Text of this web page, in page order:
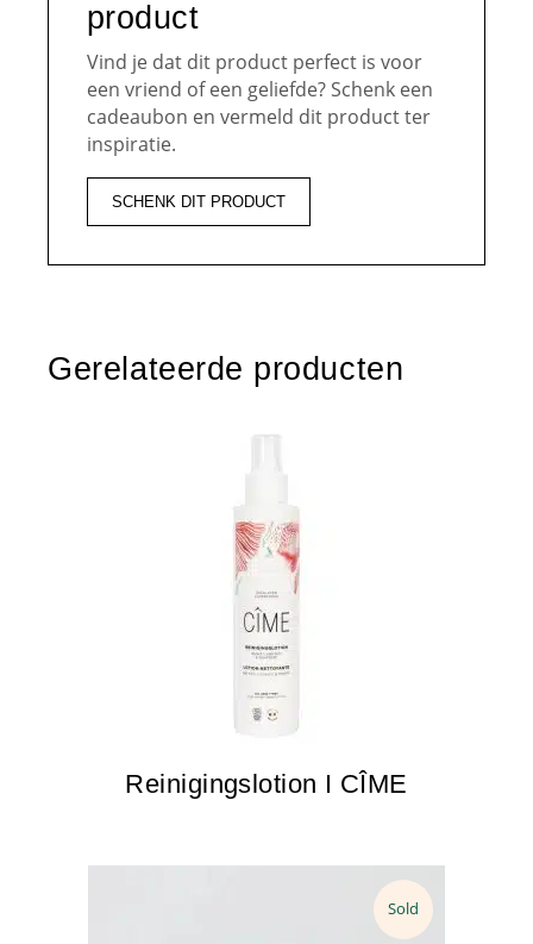
product
Vind je dat dit product perfect is voor
een vriend of een geliefde? Schenk een
cadeaubon en vermeld dit product ter
inspiratie.
SCHENK DIT PRODUCT
Gerelateerde producten
Reinigingslotion I CÎME
Sold